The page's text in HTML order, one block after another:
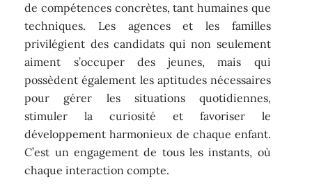
de compétences concrètes, tant humaines que
techniques. Les agences et les familles
privilégient des candidats qui non seulement
aiment s’occuper des jeunes, mais qui
possèdent également les aptitudes nécessaires
pour gérer les situations quotidiennes,
stimuler la curiosité et favoriser le
développement harmonieux de chaque enfant.
C’est un engagement de tous les instants, où
chaque interaction compte.